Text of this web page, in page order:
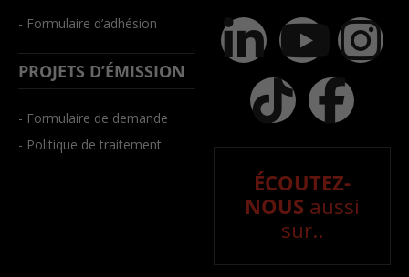
- Formulaire d’adhésion
PROJETS D’ÉMISSION
- Formulaire de demande
- Politique de traitement
ÉCOUTEZ-
NOUS aussi
sur..